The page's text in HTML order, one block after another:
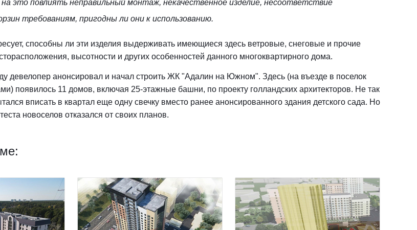
это повлиять неправильный монтаж, некачественное изделие, несоответствие
требованиям, пригодны ли они к использованию.
способны ли эти изделия выдерживать имеющиеся здесь ветровые, снеговые и прочие
высотности и других особенностей данного многоквартирного дома.
девелопер анонсировал и начал строить ЖК "Адалин на Южном". Здесь (на въезде в поселок
появилось 11 домов, включая 25-этажные башни, по проекту голландских архитекторов. Не так
вписать в квартал еще одну свечку вместо ранее анонсированного здания детского сада. Но
новоселов отказался от своих планов.